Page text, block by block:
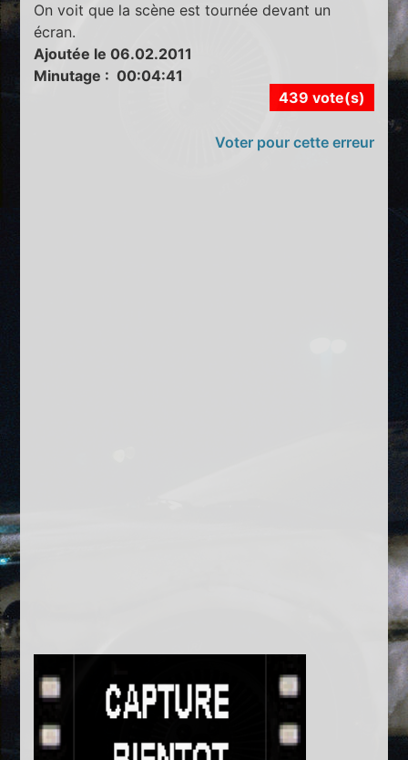
On voit que la scène est tournée devant un
écran.
Ajoutée le 06.02.2011
Minutage : 00:04:41
439 vote(s)
Voter pour cette erreur